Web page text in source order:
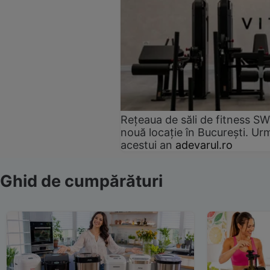
Rețeaua de săli de fitness
nouă locație în București.
acestui an adevarul.ro
Ghid de cumpărături